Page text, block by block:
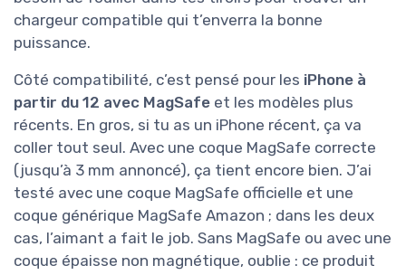
chargeur compatible qui t’enverra la bonne
puissance.
Côté compatibilité, c’est pensé pour les iPhone à
partir du 12 avec MagSafe et les modèles plus
récents. En gros, si tu as un iPhone récent, ça va
coller tout seul. Avec une coque MagSafe correcte
(jusqu’à 3 mm annoncé), ça tient encore bien. J’ai
testé avec une coque MagSafe officielle et une
coque générique MagSafe Amazon ; dans les deux
cas, l’aimant a fait le job. Sans MagSafe ou avec une
coque épaisse non magnétique, oublie : ce produit